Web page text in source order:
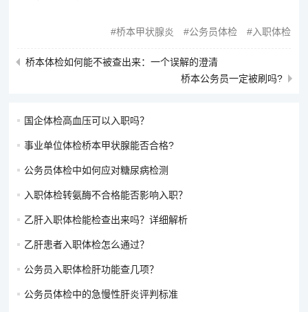
桥本甲状腺炎 公务员体检 入职体检
桥本体检如何能不被查出来：一个误解的澄清
桥本公务员一定被刷吗?
国企体检高血压可以入职吗？
事业单位体检桥本甲状腺能否合格?
公务员体检中如何应对糖尿病检测
入职体检转氨酶不合格能否影响入职？
乙肝入职体检能检查出来吗？详细解析
乙肝患者入职体检怎么通过？
公务员入职体检肝功能查几项？
公务员体检中的急慢性肝炎评判标准